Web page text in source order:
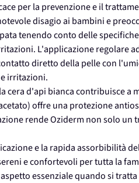
per la prevenzione e il
disagio ai bambini e
tenendo conto delle
L'applicazione regolare
diretto della pelle con
irritazioni.
cera d'api bianca contribuisce a
offre una protezione
rende Oziderm non solo un
e la rapida assorbibilità
e confortevoli per tutta la
essenziale quando si